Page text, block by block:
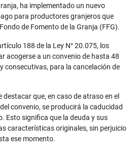
ha implementado un nuevo
para productores granjeros que
de Fomento de la Granja (FFG).
188 de la Ley N° 20.075, los
acogerse a un convenio de hasta 48
consecutivas, para la cancelación de
que, en caso de atraso en el
convenio, se producirá la caducidad
Esto significa que la deuda y sus
características originales, sin perjuicio
ese momento.